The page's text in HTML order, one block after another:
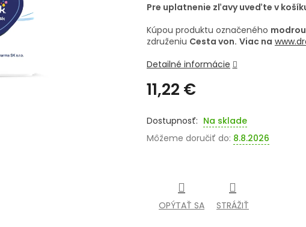
11,22 €
cena:
Na sklade
Môžeme doručiť do: 8.8.2026
Pre uplatnenie zľavy uveďte v
Kúpou produktu označeného
združeniu Cesta von. Viac na
Detailné informácie
OPÝTAŤ SA STRÁŽIŤ